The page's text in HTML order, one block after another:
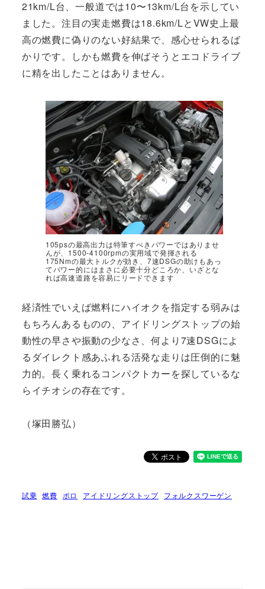
21km/L台、一般道では10〜13km/L台を示してい
ました。注目の実走燃費は18.6km/LとVW史上最
高の燃費に偽りのない好結果で、感心せられるば
かりです。しかも燃費を伸ばそうとエコドライブ
に精を出したことはありません。
105psの最高出力は特筆すべきパワーではありませ
んが、1500-4100rpmの実用域で発揮される
175Nmの最大トルクが効き、7速DSGの助けもあっ
てパワー的にはまさに必要十分どころか、いざとな
れば高速道路を容易にリードできます
経済性でいえば燃料にハイオクを指定する弱みは
もちろんあるものの、アイドリングストップの始
動性の早さや振動の少なさ、何より7速DSGによ
るダイレクト感あふれる活発な走りは圧倒的に魅
力的。長く乗れるコンパクトカーを探しているな
らイチオシの存在です。
（塚田勝弘）
試乗 燃費 ポロ アイドリングストップ フォルクスワーゲン